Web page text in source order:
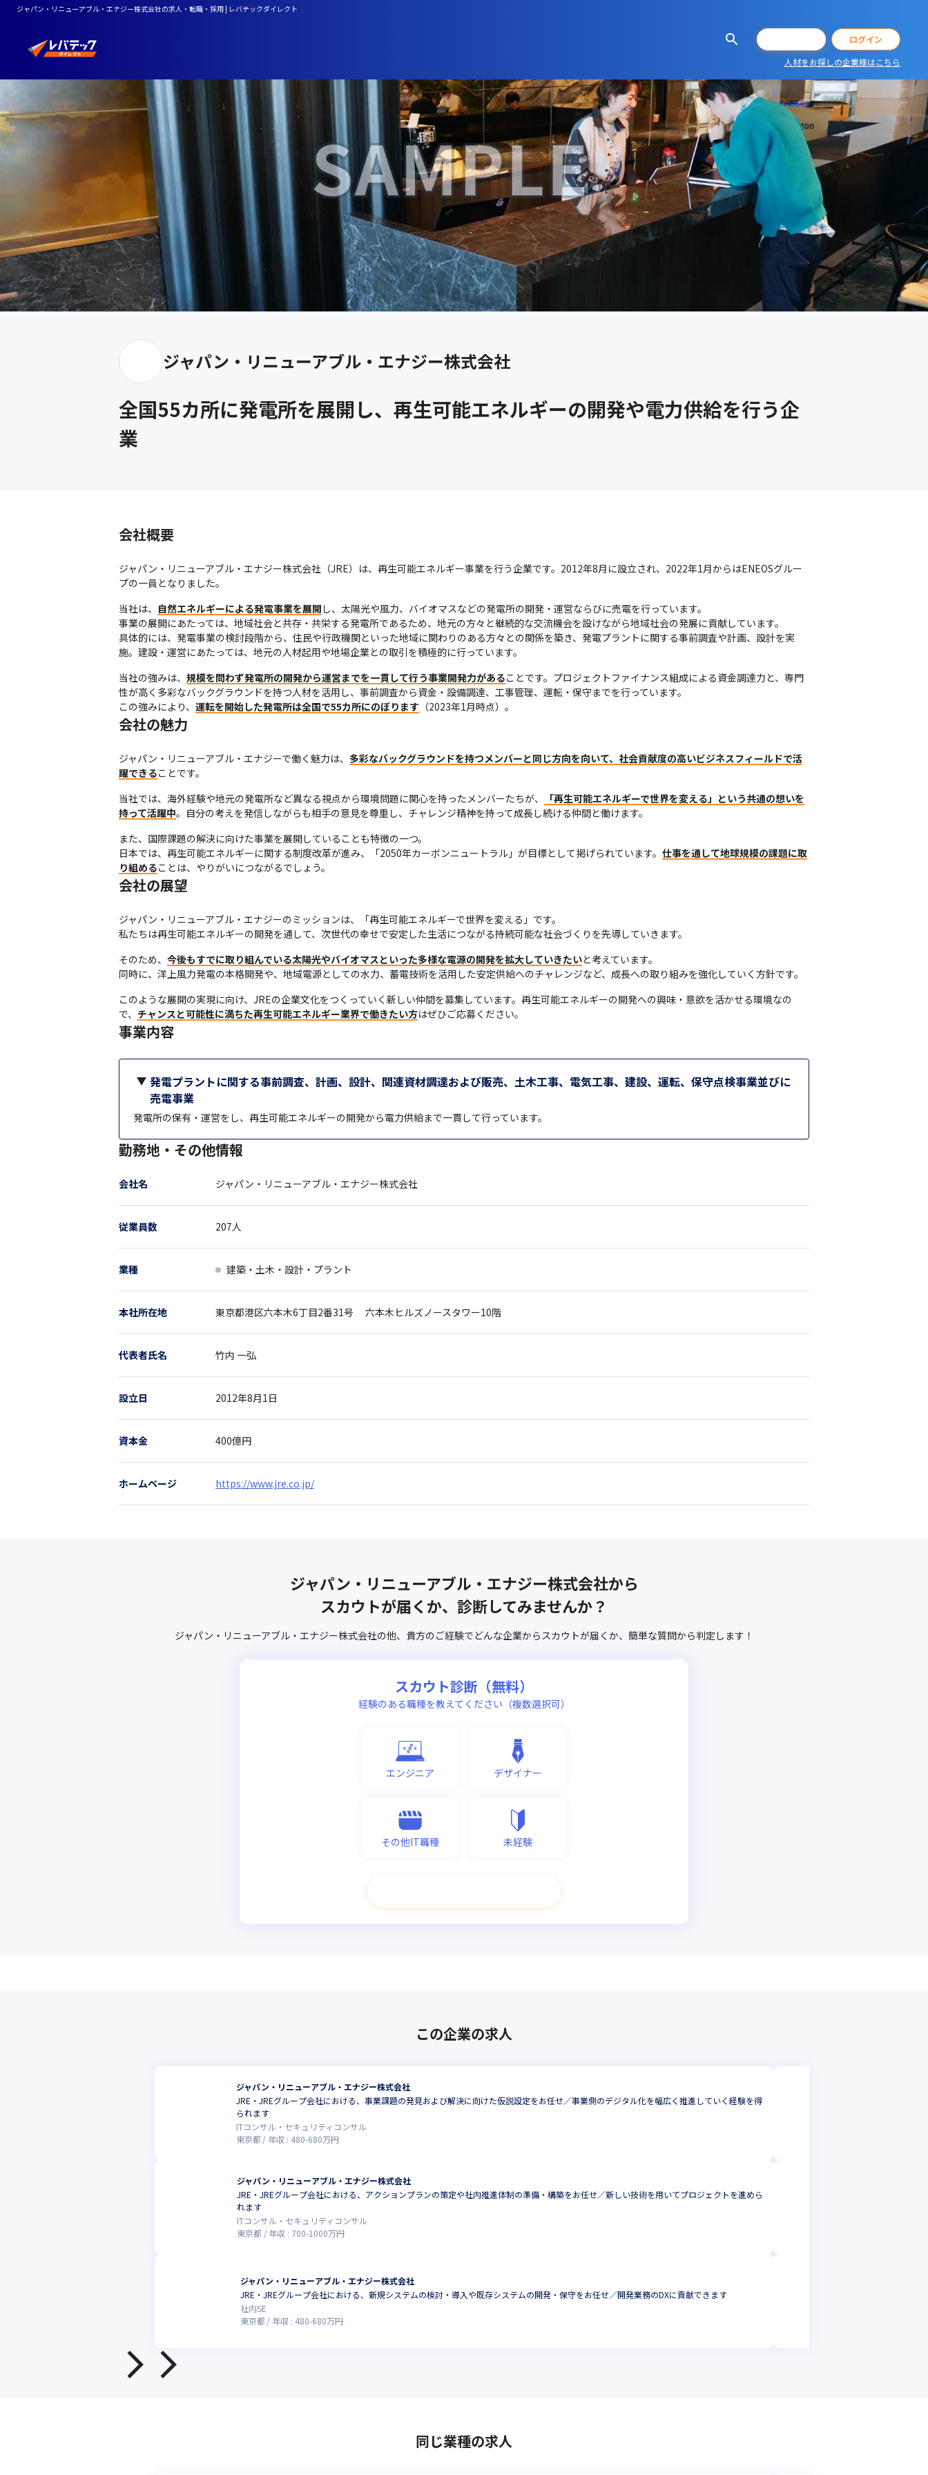
ジャパン・リニューアブル・エナジー株式会社の求人・転職・採用 | レバテックダイレクト
ログイン
人材をお探しの企業様はこちら
ジャパン・リニューアブル・エナジー株式会社
全国55カ所に発電所を展開し、再生可能エネルギーの開発や電力供給を行う企
業
会社概要
ジャパン・リニューアブル・エナジー株式会社（JRE）は、再生可能エネルギー事業を行う企業です。2012年8月に設立され、2022年1月からはENEOSグルー
プの一員となりました。
当社は、 自然エネルギーによる発電事業を展開 し、太陽光や風力、バイオマスなどの発電所の開発・運営ならびに売電を行っています。
事業の展開にあたっては、地域社会と共存・共栄する発電所であるため、地元の方々と継続的な交流機会を設けながら地域社会の発展に貢献しています。
具体的には、発電事業の検討段階から、住民や行政機関といった地域に関わりのある方々との関係を築き、発電プラントに関する事前調査や計画、設計を実
施。建設・運営にあたっては、地元の人材起用や地場企業との取引を積極的に行っています。
当社の強みは、 規模を問わず発電所の開発から運営までを一貫して行う事業開発力があることです。プロジェクトファイナンス組成による資金調達力と、専門
性が高く多彩なバックグラウンドを持つ人材を活用し、事前調査から資金・設備調達、工事管理、運転・保守までを行っています。
この強みにより、 運転を開始した発電所は全国で55カ所にのぼります （2023年1月時点）。
会社の魅力
ジャパン・リニューアブル・エナジーで働く魅力は、 多彩なバックグラウンドを持つメンバーと同じ方向を向いて、社会貢献度の高いビジネスフィールドで活
躍できることです。
当社では、海外経験や地元の発電所など異なる視点から環境問題に関心を持ったメンバーたちが、
「再生可能エネルギーで世界を変える」という共通の想いを
持って活躍中。自分の考えを発信しながらも相手の意見を尊重し、チャレンジ精神を持って成長し続ける仲間と働けます。
また、国際課題の解決に向けた事業を展開していることも特徴の一つ。
日本では、再生可能エネルギーに関する制度改革が進み、「2050年カーボンニュートラル」が目標として掲げられています。 仕事を通して地球規模の課題に取
り組めることは、やりがいにつながるでしょう。
会社の展望
ジャパン・リニューアブル・エナジーのミッションは、「再生可能エネルギーで世界を変える」です。
私たちは再⽣可能エネルギーの開発を通して、次世代の幸せで安定した生活につながる持続可能な社会づくりを先導していきます。
そのため、 今後もすでに取り組んでいる太陽光やバイオマスといった多様な電源の開発を拡大していきたいと考えています。
同時に、洋上風力発電の本格開発や、地域電源としての水力、蓄電技術を活用した安定供給へのチャレンジなど、成長への取り組みを強化していく方針です。
このような展開の実現に向け、JREの企業文化をつくっていく新しい仲間を募集しています。再生可能エネルギーの開発への興味・意欲を活かせる環境なの
で、 チャンスと可能性に満ちた再生可能エネルギー業界で働きたい方はぜひご応募ください。
事業内容
発電プラントに関する事前調査、計画、設計、関連資材調達および販売、土木工事、電気工事、建設、運転、保守点検事業並びに
売電事業
発電所の保有・運営をし、再生可能エネルギーの開発から電力供給まで一貫して行っています。
勤務地・その他情報
会社名 ジャパン・リニューアブル・エナジー株式会社
従業員数 207人
業種 建築・土木・設計・プラント
本社所在地 東京都港区六本木6丁目2番31号 六本木ヒルズノースタワー10階
代表者氏名 竹内 一弘
設立日 2012年8月1日
資本金 400億円
ホームページ https://www.jre.co.jp/
ジャパン・リニューアブル・エナジー株式会社から
スカウトが届くか、診断してみませんか？
ジャパン・リニューアブル・エナジー株式会社の他、 貴方のご経験でどんな企業からスカウトが届くか、 簡単な質問から判定します！
スカウト診断（無料）
経験のある職種を教えてください（複数選択可）
エンジニア デザイナー
その他IT職種 未経験
この企業の求人
ジャパン・リニューアブル・エナジー株式会社
JRE・JREグループ会社における、事業課題の発見および解決に向けた仮説設定をお任せ／事業側のデジタル化を幅広く推進していく経験を得
られます
ITコンサル・セキュリティコンサル
東京都
年収 : 480-680万円
ジャパン・リニューアブル・エナジー株式会社
JRE・JREグループ会社における、アクションプランの策定や社内推進体制の準備・構築をお任せ／新しい技術を用いてプロジェクトを進めら
れます
ITコンサル・セキュリティコンサル
東京都
年収 : 700-1000万円
ジャパン・リニューアブル・エナジー株式会社
JRE・JREグループ会社における、新規システムの検討・導入や既存システムの開発・保守をお任せ／開発業務のDXに貢献できます
社内SE
東京都
年収 : 480-680万円
同じ業種の求人